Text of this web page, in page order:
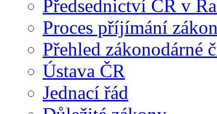
Předsednictví ČR v
Proces příjímání
Přehled zákonodárné
Ústava ČR
Jednací řád